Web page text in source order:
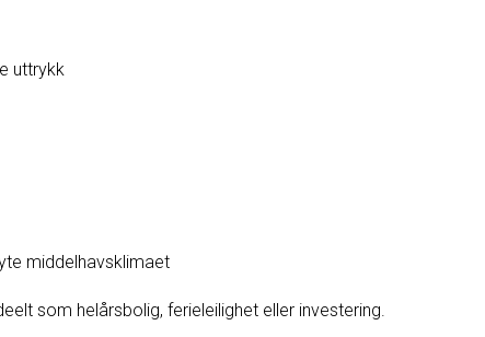
uttrykk
middelhavsklimaet
som helårsbolig, ferieleilighet eller investering.